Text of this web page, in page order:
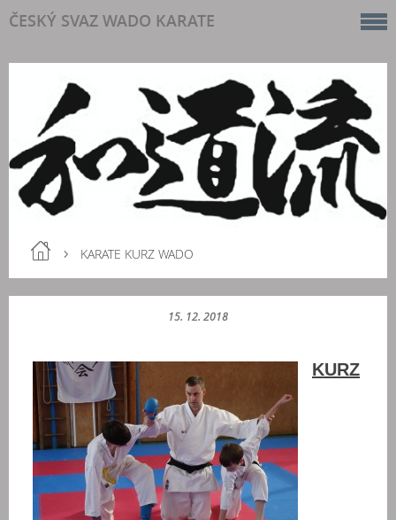
ČESKÝ SVAZ WADO KARATE
KARATE KURZ WADO
15. 12. 2018
KURZ